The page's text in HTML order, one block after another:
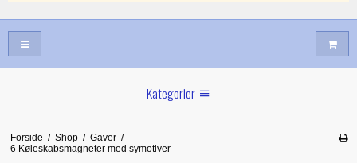
Kategorier
Juni nyt
Forside / Shop / Gaver /
6 Køleskabsmagneter med symotiver